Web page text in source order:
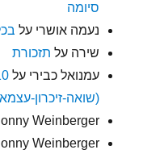
סיומה
נעמה אושרי על
שירה על תזכורת
עמנואל כבירי על
(שואה-זיכרון-
Weinberger
Weinberger